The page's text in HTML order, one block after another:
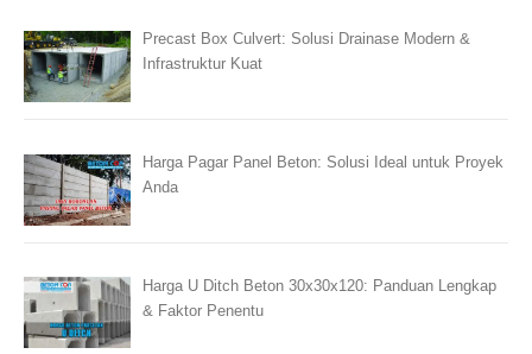
Precast Box Culvert: Solusi Drainase Modern &
Infrastruktur Kuat
Harga Pagar Panel Beton: Solusi Ideal untuk Proyek
Anda
Harga U Ditch Beton 30x30x120: Panduan Lengkap
& Faktor Penentu